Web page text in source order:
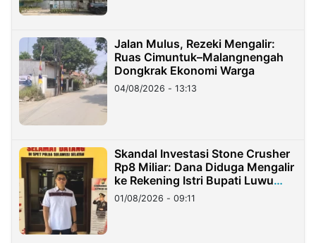
Jalan Mulus, Rezeki Mengalir:
Ruas Cimuntuk–Malangnengah
Dongkrak Ekonomi Warga
04/08/2026 - 13:13
Skandal Investasi Stone Crusher
Rp8 Miliar: Dana Diduga Mengalir
ke Rekening Istri Bupati Luwu
Timur
01/08/2026 - 09:11